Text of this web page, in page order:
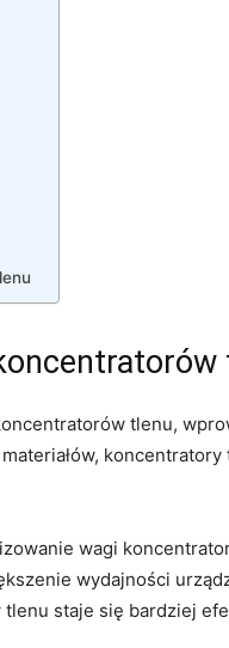
tlenu,
koncentratory
wagi
wydajności
staje się bardziej